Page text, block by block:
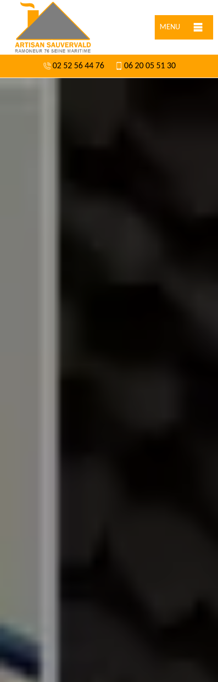
MENU
02 52 56 44 76 06 20 05 51 30